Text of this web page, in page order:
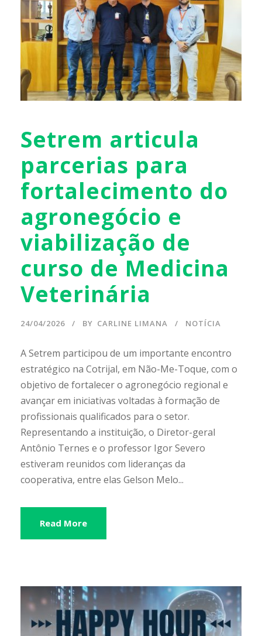
Setrem articula
parcerias para
fortalecimento do
agronegócio e
viabilização de
curso de Medicina
Veterinária
24/04/2026 BY CARLINE LIMANA NOTÍCIA
A Setrem participou de um importante encontro
estratégico na Cotrijal, em Não-Me-Toque, com o
objetivo de fortalecer o agronegócio regional e
avançar em iniciativas voltadas à formação de
profissionais qualificados para o setor.
Representando a instituição, o Diretor-geral
Antônio Ternes e o professor Igor Severo
estiveram reunidos com lideranças da
cooperativa, entre elas Gelson Melo...
Read More